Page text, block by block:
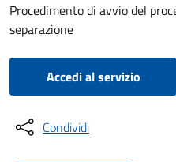
Procedimento di avvio del
separazione
Accedi al servizio
Condividi